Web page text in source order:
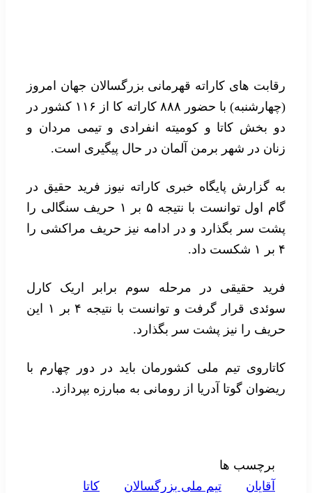
رقابت های کاراته قهرمانی بزرگسالان جهان امروز
(چهارشنبه) با حضور ۸۸۸ کاراته کا از ۱۱۶ کشور در
دو بخش کاتا و کومیته انفرادی و تیمی مردان و
زنان در شهر برمن آلمان در حال پیگیری است.
به گزارش پایگاه خبری کاراته نیوز فرید حقیق در
گام اول توانست با نتیجه ۵ بر ۱ حریف سنگالی را
پشت سر بگذارد و در ادامه نیز حریف مراکشی را
فرید حقیقی در مرحله سوم برابر اریک کارل
سوئدی قرار گرفت و توانست با نتیجه ۴ بر ۱ این
حریف را نیز پشت سر بگذارد.
کاتاروی تیم ملی کشورمان باید در دور چهارم با
ریضوان گوتا آدریا از رومانی به مبارزه بپردازد.
برچسب ها
آقايان
تيم ملی بزرگسالان
کاتا